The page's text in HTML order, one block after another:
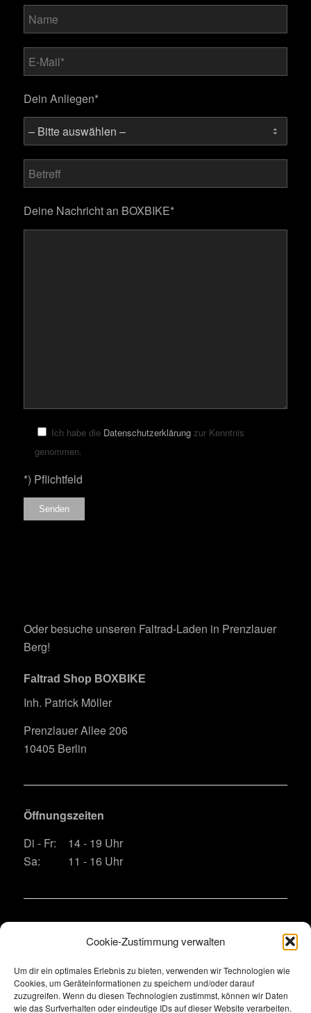
Cookie-Zustimmung verwalten
Um dir ein optimales Erlebnis zu bieten, verwenden wir Technologien wie
Cookies, um Geräteinformationen zu speichern und/oder darauf
zuzugreifen. Wenn du diesen Technologien zustimmst, können wir Daten
wie das Surfverhalten oder eindeutige IDs auf dieser Website verarbeiten.
Dein Anliegen*
Bitte lasse dieses Feld leer.
Deine Nachricht an BOXBIKE*
Bitte lasse dieses Feld leer.
Ich habe die Datenschutzerklärungzur Kenntnis
genommen.
*) Pflichtfeld
Oder besuche unseren Faltrad-Laden in Prenzlauer
Berg!
Faltrad Shop BOXBIKE
Inh. Patrick Möller
Prenzlauer Allee 206
10405 Berlin
Öffnungszeiten
Di - Fr:
14 - 19 Uhr
Sa:
11 - 16 Uhr
E-Mail: bitte das Kontaktformular nutzen wegen
Spamschutz